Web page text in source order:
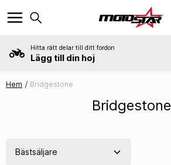
Hitta rätt delar till ditt fordon
Lägg till din hoj
Hem Bridgestone
Bridgestone